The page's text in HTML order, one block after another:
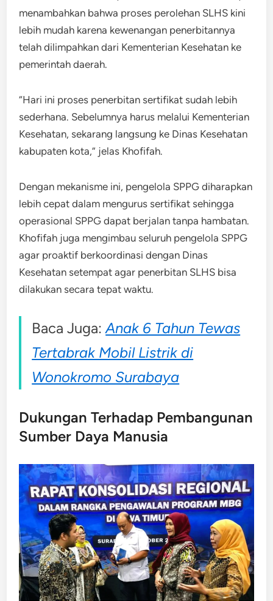
menambahkan bahwa proses perolehan SLHS kini
lebih mudah karena kewenangan penerbitannya
telah dilimpahkan dari Kementerian Kesehatan ke
pemerintah daerah.
“Hari ini proses penerbitan sertifikat sudah lebih
sederhana. Sebelumnya harus melalui Kementerian
Kesehatan, sekarang langsung ke Dinas Kesehatan
kabupaten kota,” jelas Khofifah.
Dengan mekanisme ini, pengelola SPPG diharapkan
lebih cepat dalam mengurus sertifikat sehingga
operasional SPPG dapat berjalan tanpa hambatan.
Khofifah juga mengimbau seluruh pengelola SPPG
agar proaktif berkoordinasi dengan Dinas
Kesehatan setempat agar penerbitan SLHS bisa
dilakukan secara tepat waktu.
Baca Juga:Anak 6 Tahun Tewas
Tertabrak Mobil Listrik di
Wonokromo Surabaya
Dukungan Terhadap Pembangunan
Sumber Daya Manusia